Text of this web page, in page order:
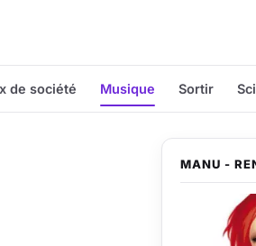
de société Musique Sortir
MANU -